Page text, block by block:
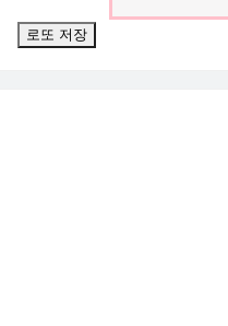
로또 저장